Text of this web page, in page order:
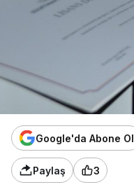
Google'da Abone Ol
Paylaş 3